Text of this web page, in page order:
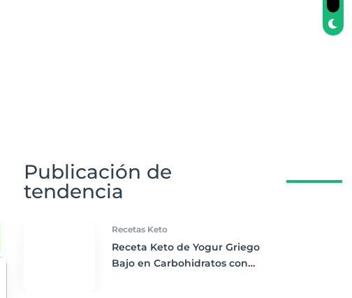
Publicación de
tendencia
Recetas Keto
Receta Keto de Yogur Griego
Bajo en Carbohidratos con